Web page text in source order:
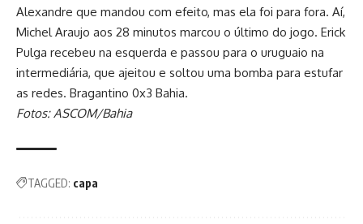
Alexandre que mandou com efeito, mas ela foi para fora. Aí,
Michel Araujo aos 28 minutos marcou o último do jogo. Erick
Pulga recebeu na esquerda e passou para o uruguaio na
intermediária, que ajeitou e soltou uma bomba para estufar
as redes. Bragantino 0x3 Bahia.
Fotos: ASCOM/Bahia
TAGGED: capa